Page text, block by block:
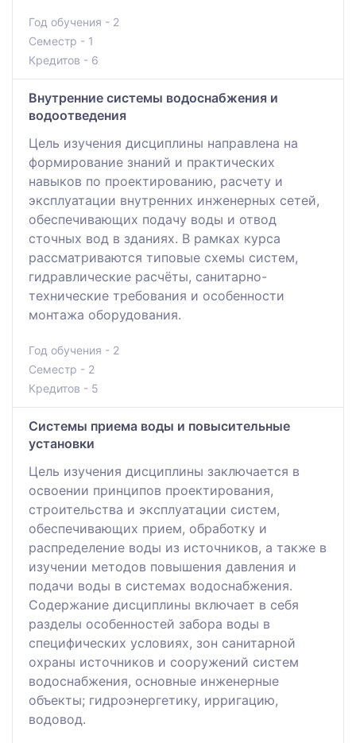
Год обучения - 2
Семестр - 1
Кредитов - 6
Внутренние системы водоснабжения и
водоотведения
Цель изучения дисциплины направлена на
формирование знаний и практических
навыков по проектированию, расчету и
эксплуатации внутренних инженерных сетей,
обеспечивающих подачу воды и отвод
сточных вод в зданиях. В рамках курса
рассматриваются типовые схемы систем,
гидравлические расчёты, санитарно-
технические требования и особенности
монтажа оборудования.
Год обучения - 2
Семестр - 2
Кредитов - 5
Системы приема воды и повысительные
установки
Цель изучения дисциплины заключается в
освоении принципов проектирования,
строительства и эксплуатации систем,
обеспечивающих прием, обработку и
распределение воды из источников, а также в
изучении методов повышения давления и
подачи воды в системах водоснабжения.
Содержание дисциплины включает в себя
разделы особенностей забора воды в
специфических условиях, зон санитарной
охраны источников и сооружений систем
водоснабжения, основные инженерные
объекты; гидроэнергетику, ирригацию,
водовод.